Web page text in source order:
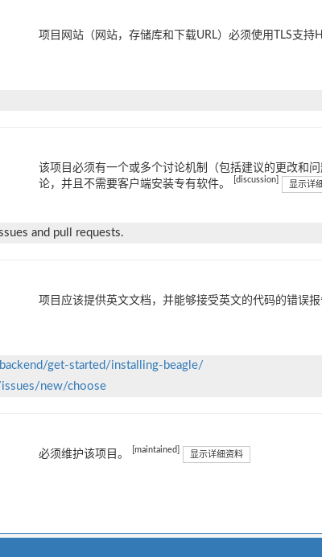
项目网站（网站，存储库和下载URL）必须使用TLS支持
该项目必须有一个或多个讨论机制（包括建议的更改和
论，并且不需要客户端安装专有软件。
[discussion] 显示详
and pull requests.
项目应该提供英文文档，并能够接受英文的代码的错误报
get-started/installing-beagle/
new/choose
必须维护该项目。 [maintained] 显示详细资料